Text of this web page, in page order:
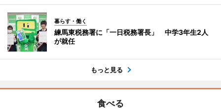
暮らす・働く
練馬東税務署に「一日税務署長」 中学3年生2人
が就任
もっと見る
食べる